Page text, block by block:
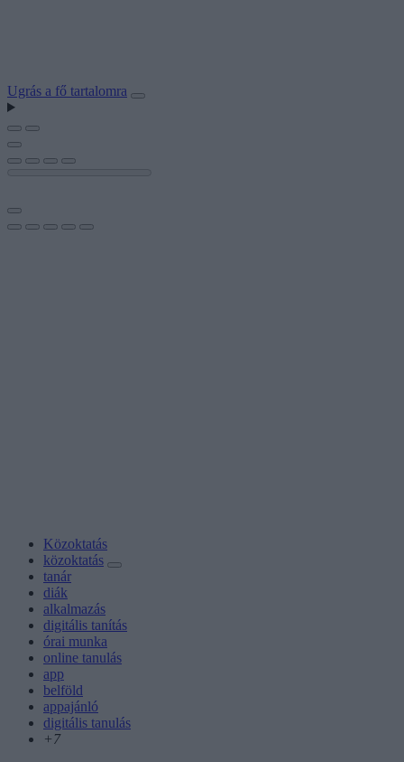
Ugrás a fő tartalomra
Közoktatás
közoktatás
tanár
diák
alkalmazás
digitális tanítás
órai munka
online tanulás
app
belföld
appajánló
digitális tanulás
+7